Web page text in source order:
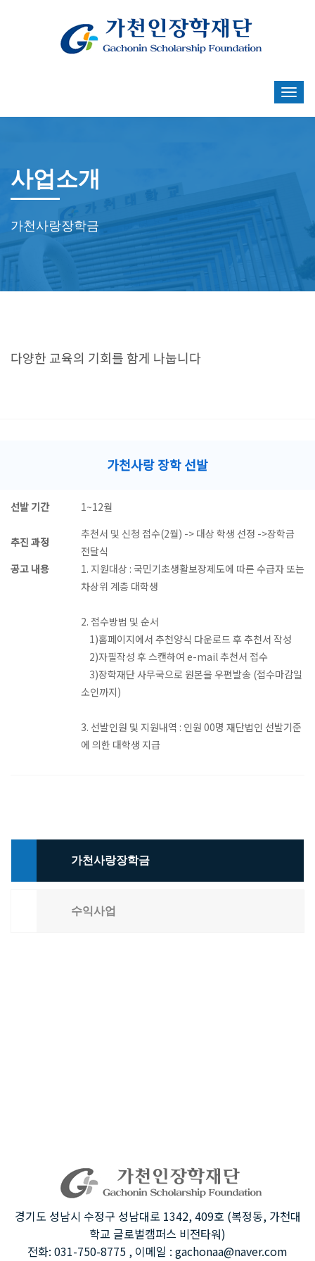
사업소개
가천사랑장학금
다양한 교육의 기회를 함게 나눕니다
가천사랑 장학 선발
선발 기간 1~12월
추진 과정
추천서 및 신청 접수(2월) -> 대상 학생 선정 ->장학금
전달식
공고 내용
1. 지원대상 : 국민기초생활보장제도에 따른 수급자 또는
차상위 계층 대학생
2. 접수방법 및 순서
1)홈페이지에서 추천양식 다운로드 후 추천서 작성
2)자필작성 후 스캔하여 e-mail 추천서 접수
3)장학재단 사무국으로 원본을 우편발송 (접수마감일
소인까지)
3. 선발인원 및 지원내역 : 인원 00명 재단법인 선발기준
에 의한 대학생 지급
가천사랑장학금
수익사업
경기도 성남시 수정구 성남대로 1342, 409호 (복정동, 가천대
학교 글로벌캠퍼스 비전타워)
전화: 031-750-8775 , 이메일 : gachonaa@naver.com